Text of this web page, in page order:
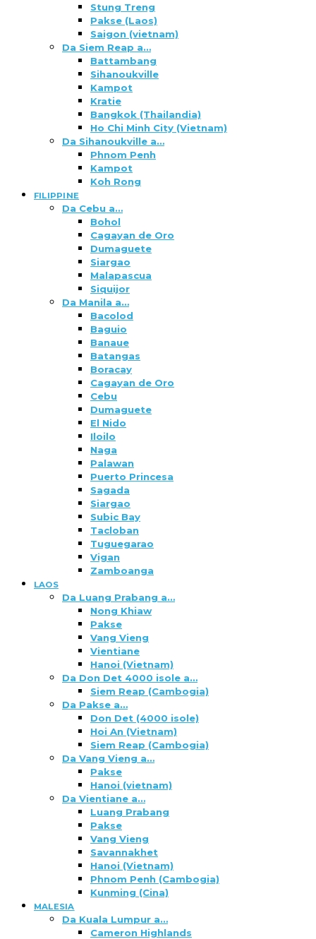
Stung Treng
Pakse (Laos)
Saigon (vietnam)
Da Siem Reap a…
Battambang
Sihanoukville
Kampot
Kratie
Bangkok (Thailandia)
Ho Chi Minh City (Vietnam)
Da Sihanoukville a…
Phnom Penh
Kampot
Koh Rong
FILIPPINE
Da Cebu a…
Bohol
Cagayan de Oro
Dumaguete
Siargao
Malapascua
Siquijor
Da Manila a…
Bacolod
Baguio
Banaue
Batangas
Boracay
Cagayan de Oro
Cebu
Dumaguete
El Nido
Iloilo
Naga
Palawan
Puerto Princesa
Sagada
Siargao
Subic Bay
Tacloban
Tuguegarao
Vigan
Zamboanga
LAOS
Da Luang Prabang a…
Nong Khiaw
Pakse
Vang Vieng
Vientiane
Hanoi (Vietnam)
Da Don Det 4000 isole a…
Siem Reap (Cambogia)
Da Pakse a…
Don Det (4000 isole)
Hoi An (Vietnam)
Siem Reap (Cambogia)
Da Vang Vieng a…
Pakse
Hanoi (vietnam)
Da Vientiane a…
Luang Prabang
Pakse
Vang Vieng
Savannakhet
Hanoi (Vietnam)
Phnom Penh (Cambogia)
Kunming (Cina)
MALESIA
Da Kuala Lumpur a…
Cameron Highlands